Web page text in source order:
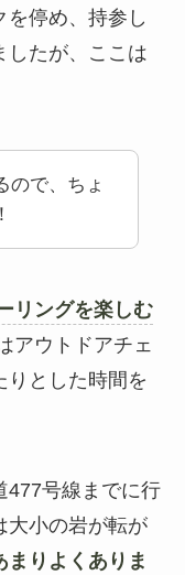
を停め、持参し
したが、ここは
ので、ちょ
リングを楽しむ
アウトドアチェ
りとした時間を
477号線までに行
大小の岩が転が
まりよくありま